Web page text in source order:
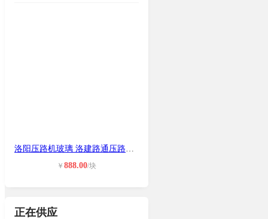
洛阳压路机玻璃 洛建路通压路机玻璃
￥ 888.00/块
正在供应